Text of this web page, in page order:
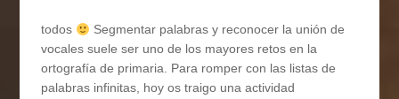
todos
Segmentar palabras y reconocer la unión de
vocales suele ser uno de los mayores retos en la
ortografía de primaria. Para romper con las listas de
palabras infinitas, hoy os traigo una actividad